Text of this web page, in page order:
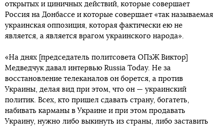
открытых и циничных действий, которые совершает
Россия на Донбассе и которые совершает «так называемая
украинская оппозиция, которая фактически ею не
является, а является врагом украинского народа».
«На днях [председатель политсовета ОПзЖ Виктор]
Медведчук давал интервью Russia Today. Не за
восстановление телеканалов он борется, а против
Украины, делая вид при этом, что он — украинский
политик. Всех, кто пришел сдавать страну, богатеть,
набивать карманы в Украине и при этом продавать
Украину, нужно либо выкинуть из страны, либо заставить